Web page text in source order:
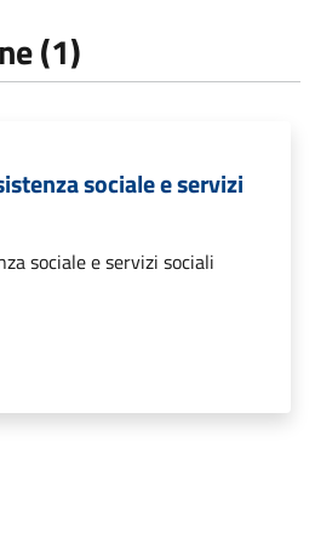
(1)
sociale e servizi
sociale e servizi sociali